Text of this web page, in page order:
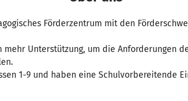
Förderzentrum mit den
mehr Unterstützung, um die Anforderungen
1-9 und haben eine Schulvorbereitende